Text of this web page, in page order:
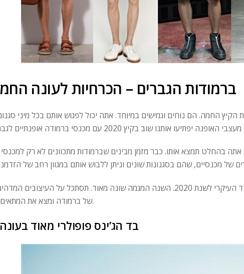
ברמודות הגברים – הכרחיות לעונה
בהחלט תמצא אותו. כבר מזמן מבינים שברמודות מתכוונים לא רק למכנסי
מכנסי הברמודה מעט רחבים יותר בולטים כטרנד העיקרי לשנת 2020. השנה המגמה שונה מאוד. תסתכל על העיצובים
של ברמודה ומצא את המתאים לך.
בד הג’ינס פופולרי מאוד בעונה